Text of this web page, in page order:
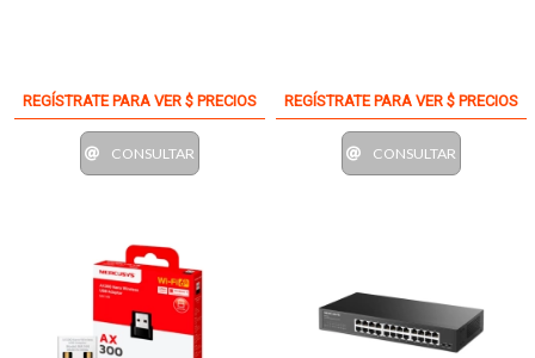
REGÍSTRATE PARA VER $ PRECIOS
CONSULTAR
REGÍSTRATE PARA VER $ PRECIOS
CONSULTAR